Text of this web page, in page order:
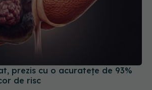
prezis cu o acuratețe de 93%
de risc